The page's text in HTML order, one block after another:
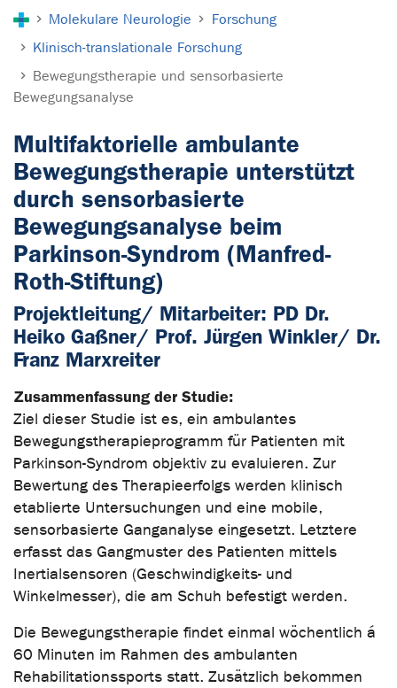
Molekulare Neurologie
Forschung
Klinisch-translationale Forschung
Bewegungstherapie und sensorbasierte
Bewegungsanalyse
Multifaktorielle ambulante
Bewegungstherapie unterstützt
durch sensorbasierte
Bewegungsanalyse beim
Parkinson-Syndrom (Manfred-
Roth-Stiftung)
Projektleitung/ Mitarbeiter: PD Dr.
Heiko Gaßner/ Prof. Jürgen Winkler/ Dr.
Franz Marxreiter
Zusammenfassung der Studie:
Ziel dieser Studie ist es, ein ambulantes
Bewegungstherapieprogramm für Patienten mit
Parkinson-Syndrom objektiv zu evaluieren. Zur
Bewertung des Therapieerfolgs werden klinisch
etablierte Untersuchungen und eine mobile,
sensorbasierte Ganganalyse eingesetzt. Letztere
erfasst das Gangmuster des Patienten mittels
Inertialsensoren (Geschwindigkeits- und
Winkelmesser), die am Schuh befestigt werden.
Die Bewegungstherapie findet einmal wöchentlich á
60 Minuten im Rahmen des ambulanten
Rehabilitationssports statt. Zusätzlich bekommen